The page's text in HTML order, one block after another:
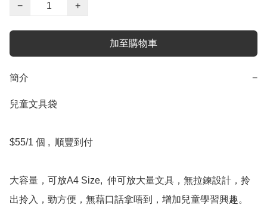
−
+
加至購物車
簡介 −
兒童文具袋
$55/1 個 ,  順豐到付
大容量，可放A4 Size,  仲可放大量文具，無拉鍊設計，拎
出拎入，勁方便，無藉口話拿唔到，增加兒童學習興趣。